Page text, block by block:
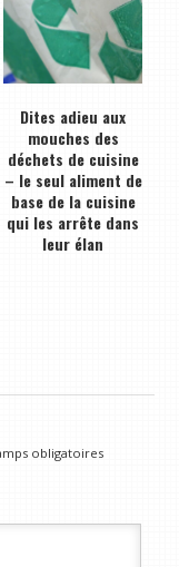
Dites adieu aux
mouches des
déchets de cuisine
– le seul aliment de
base de la cuisine
qui les arrête dans
leur élan
obligatoires